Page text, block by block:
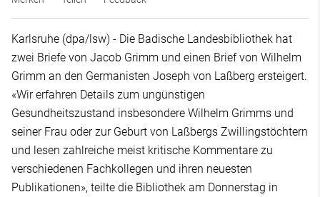
Karlsruhe (dpa/lsw) - Die Badische Landesbibliothek hat
zwei Briefe von Jacob Grimm und einen Brief von Wilhelm
Grimm an den Germanisten Joseph von Laßberg ersteigert.
«Wir erfahren Details zum ungünstigen
Gesundheitszustand insbesondere Wilhelm Grimms und
seiner Frau oder zur Geburt von Laßbergs Zwillingstöchtern
und lesen zahlreiche meist kritische Kommentare zu
verschiedenen Fachkollegen und ihren neuesten
Publikationen», teilte die Bibliothek am Donnerstag in